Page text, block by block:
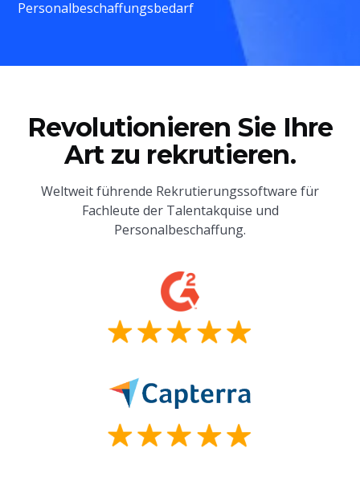
Personalbeschaffungsbedarf
Revolutionieren Sie Ihre
Art zu rekrutieren.
Weltweit führende Rekrutierungssoftware für
Fachleute der Talentakquise und
Personalbeschaffung.